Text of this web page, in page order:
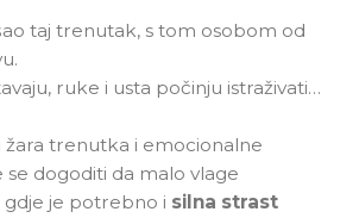
taj trenutak, s tom osobom od
ruke i usta počinju istraživati…
žara trenutka i emocionalne
se dogoditi da malo vlage
je potrebno i silna strast